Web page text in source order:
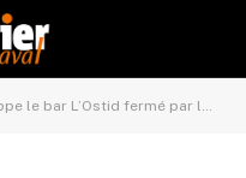
le bar L’Ostid fermé par la RACJ